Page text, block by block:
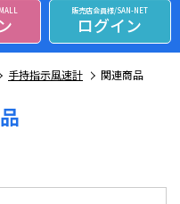
販売店会員様/SAN-NET
ログイン
手持指示風速計 関連商品